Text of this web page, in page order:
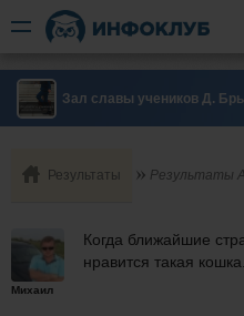
Зал славы учеников Д.
Результаты Результаты
Михаил
Когда ближайшие
нравится такая кошка.